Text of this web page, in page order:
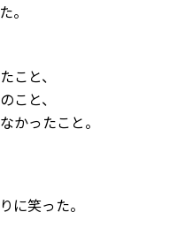
。
こと、
こと、
かったこと。
に笑った。